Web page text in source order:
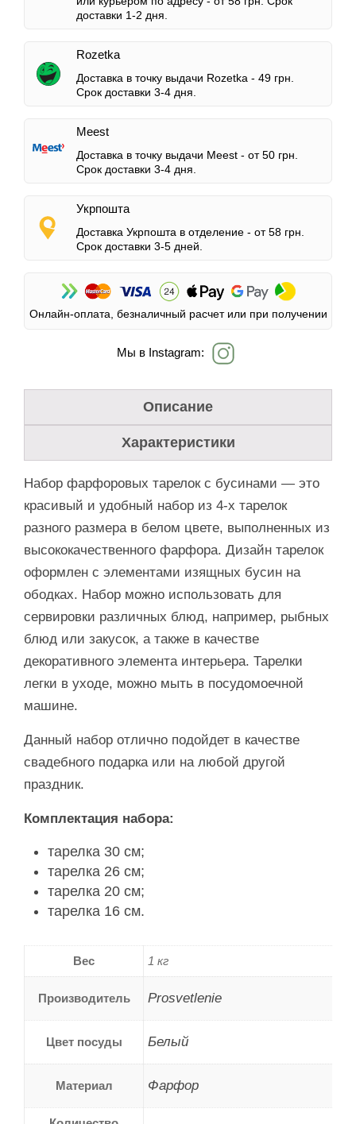
доставки 1-2 дня.
Rozetka
Доставка в точку выдачи Rozetka - 49 грн.
Срок доставки 3-4 дня.
Meest
Доставка в точку выдачи Meest - от 50 грн.
Срок доставки 3-4 дня.
Укрпошта
Доставка Укрпошта в отделение - от 58 грн.
Срок доставки 3-5 дней.
Онлайн-оплата, безналичный расчет или при получении
Мы в Instagram:
Описание
Характеристики
Набор фарфоровых тарелок с бусинами — это
красивый и удобный набор из 4-х тарелок
разного размера в белом цвете, выполненных из
высококачественного фарфора. Дизайн тарелок
оформлен с элементами изящных бусин на
ободках. Набор можно использовать для
сервировки различных блюд, например, рыбных
блюд или закусок, а также в качестве
декоративного элемента интерьера. Тарелки
легки в уходе, можно мыть в посудомоечной
машине.
Данный набор отлично подойдет в качестве
свадебного подарка или на любой другой
праздник.
Комплектация набора:
тарелка 30 см;
тарелка 26 см;
тарелка 20 см;
тарелка 16 см.
Вес 1 кг
Производитель Prosvetlenie
Цвет посуды Белый
Материал Фарфор